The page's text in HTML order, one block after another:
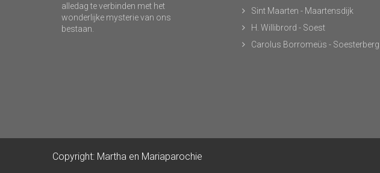
alledag te verbinden met het
wonderlijke mysterie van ons
bestaan.
Sint Maarten - Maartensdijk
H. Willibrord - Soest
Carolus Borromeüs - Soesterberg
Copyright: Martha en Mariaparochie